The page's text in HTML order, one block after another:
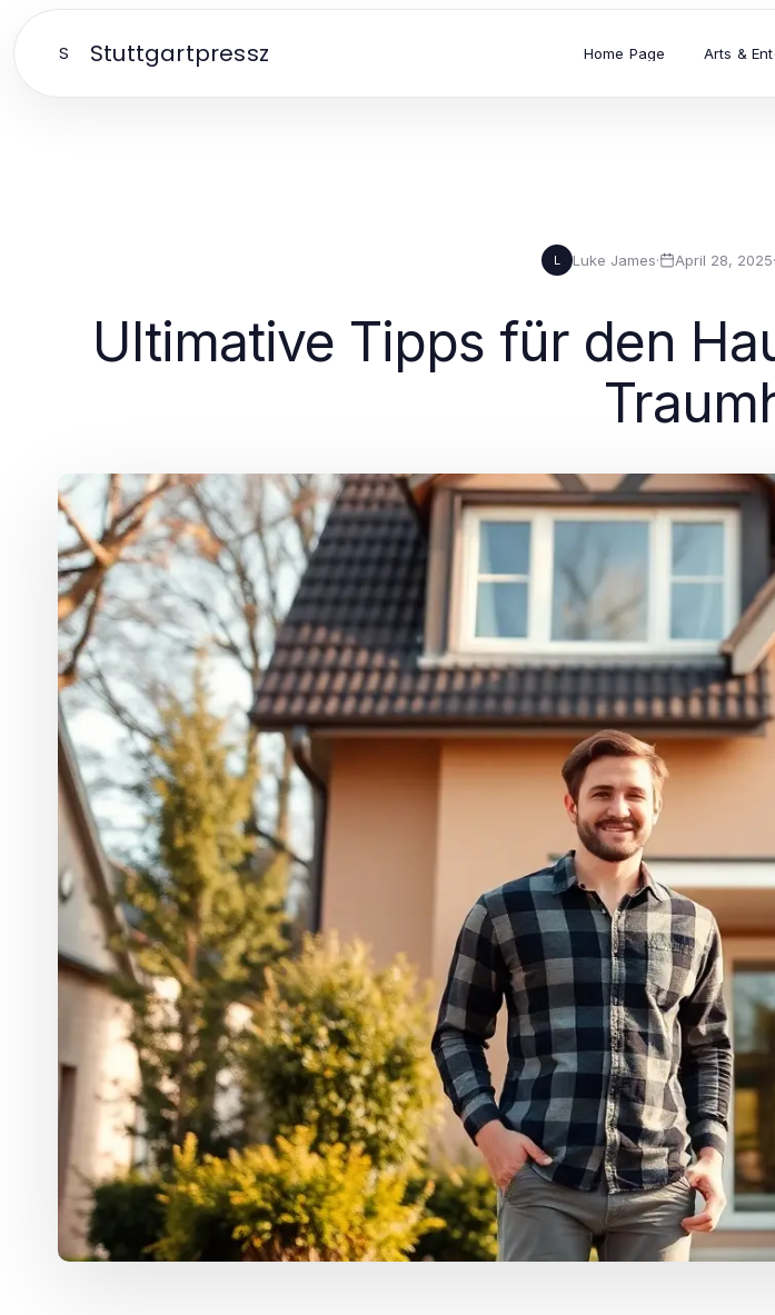
S Stuttgartpressz Home Page Arts &
L Luke James· April 28, 2025·
Ultimative Tipps für den